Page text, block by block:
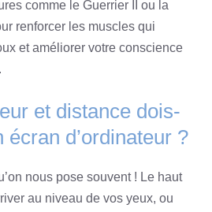
comme le Guerrier II ou la
renforcer les muscles qui
et améliorer votre conscience
et distance dois-
d’ordinateur ?
nous pose souvent ! Le haut
au niveau de vos yeux, ou